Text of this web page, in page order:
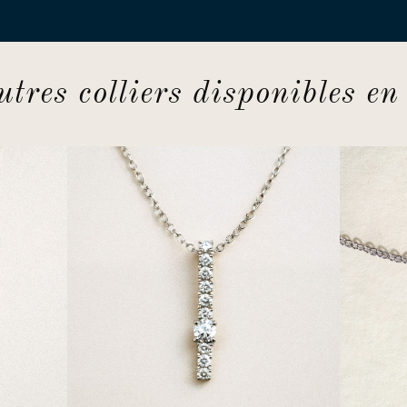
colliers disponibles